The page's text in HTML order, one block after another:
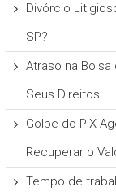
Divórcio
SP?
Atraso na Bolsa
Seus Direitos
Golpe do PIX
Recuperar o
Tempo de